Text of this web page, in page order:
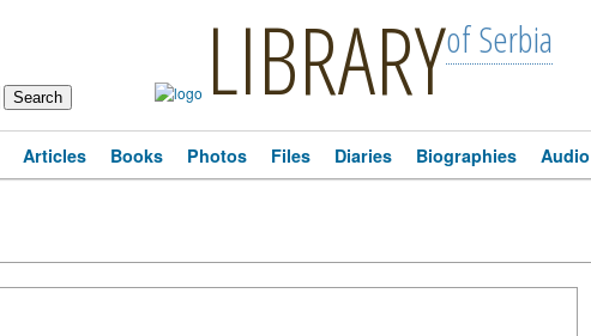
LIBRARYof Serbia
Articles Books Photos Files Diaries Biographies Audio